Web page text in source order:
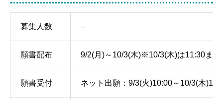
募集人数 –
願書配布 9/2(月)～10/3(木)※10/3(木)は11:30ま
願書受付 ネット出願：9/3(火)10:00～10/3(木